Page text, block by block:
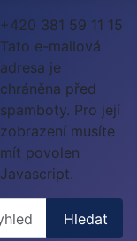
+420 381 59 11 15
Tato e-mailová
adresa je
chráněna před
spamboty. Pro její
zobrazení musíte
mít povolen
Javascript.
Hledat